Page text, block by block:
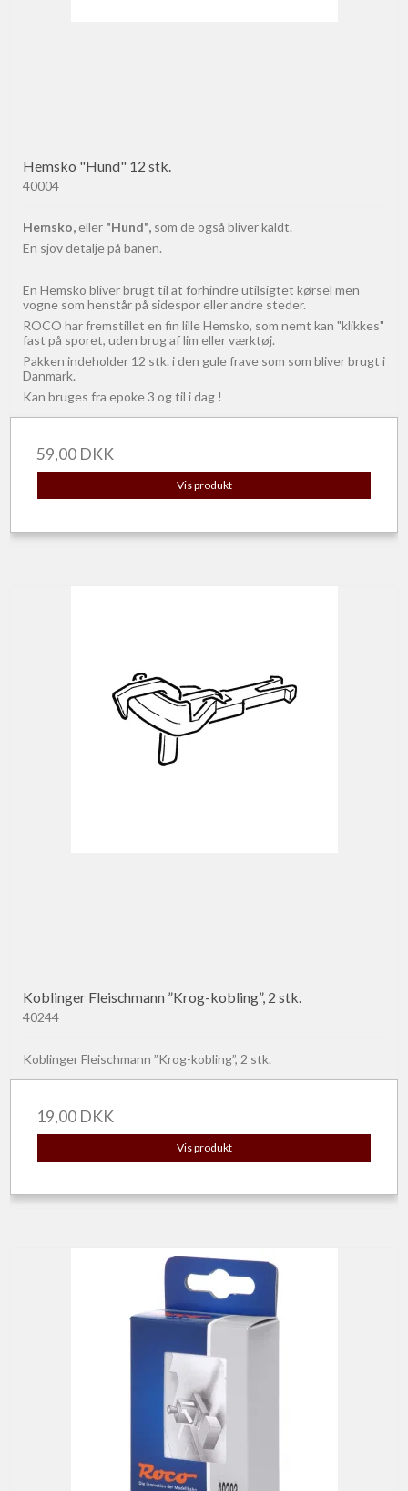
Hemsko "Hund" 12 stk.
40004
Hemsko,eller "Hund", som de også bliver kaldt.
En sjov detalje på banen.
En Hemsko bliver brugt til at forhindre utilsigtet kørsel men
vogne som henstår på sidespor eller andre steder.
ROCO har fremstillet en fin lille Hemsko, som nemt kan "klikkes"
fast på sporet, uden brug af lim eller værktøj.
Pakken indeholder 12 stk. i den gule frave som som bliver brugt i
Danmark.
Kan bruges fra epoke 3 og til i dag !
59,00 DKK
Vis produkt
Koblinger Fleischmann ”Krog-kobling”, 2 stk.
40244
Koblinger Fleischmann ”Krog-kobling”, 2 stk.
19,00 DKK
Vis produkt